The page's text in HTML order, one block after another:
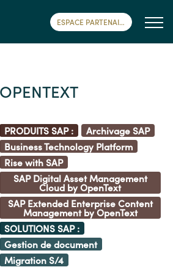
ESPACE PARTENAIRE
OPENTEXT
PRODUITS SAP :
Archivage SAP
Business Technology Platform
Rise with SAP
SAP Digital Asset Management
Cloud by OpenText
SAP Extended Enterprise Content
Management by OpenText
SOLUTIONS SAP :
Gestion de document
Migration S/4